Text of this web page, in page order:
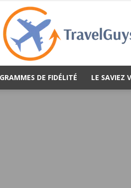
DE FIDÉLITÉ LE SAVIEZ